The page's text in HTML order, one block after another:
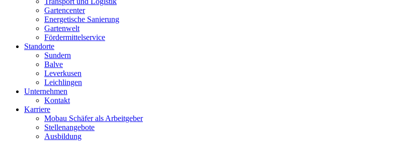
Gartencenter
Energetische Sanierung
Gartenwelt
Fördermittelservice
Standorte
Sundern
Balve
Leverkusen
Leichlingen
Unternehmen
Kontakt
Karriere
Mobau Schäfer als Arbeitgeber
Stellenangebote
Ausbildung